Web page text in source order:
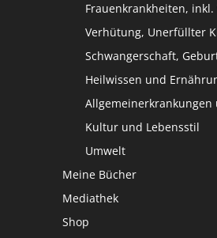
Frauenkrankheiten,
Verhütung, Unerfüllter
Schwangerschaft,
Heilwissen und
Allgemeinerkrankungen
Kultur und Lebensstil
Umwelt
Meine Bücher
Mediathek
Shop